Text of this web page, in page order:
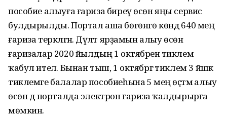
пособие алыуға ғариза биреү өсөн яңы сервис
булдырылды. Портал аша бөгөнгө көндә 640 мең
ғариза теркәлгән. Дәүләт ярҙамын алыу өсөн
ғаризалар 2020 йылдың 1 октябренә тиклем
ҡабул ителә. Бынан тыш, 1 октябргә тиклем 3 йәшкә
тиклемге балалар пособиеһына 5 мең өҫтәмә алыу
өсөн дә порталда электрон ғариза ҡалдырырға
мөмкин.